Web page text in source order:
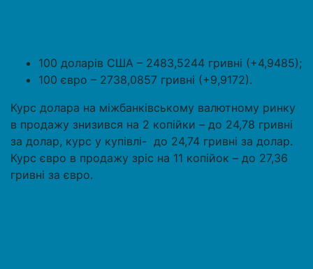
100 доларів США – 2483,5244 гривні (+4,9485);
100 євро – 2738,0857 гривні (+9,9172).
Курс долара на міжбанківському валютному ринку
в продажу знизився на 2 копійки – до 24,78 гривні
за долар, курс у купівлі- до 24,74 гривні за долар.
Курс євро в продажу зріс на 11 копійок – до 27,36
гривні за євро.